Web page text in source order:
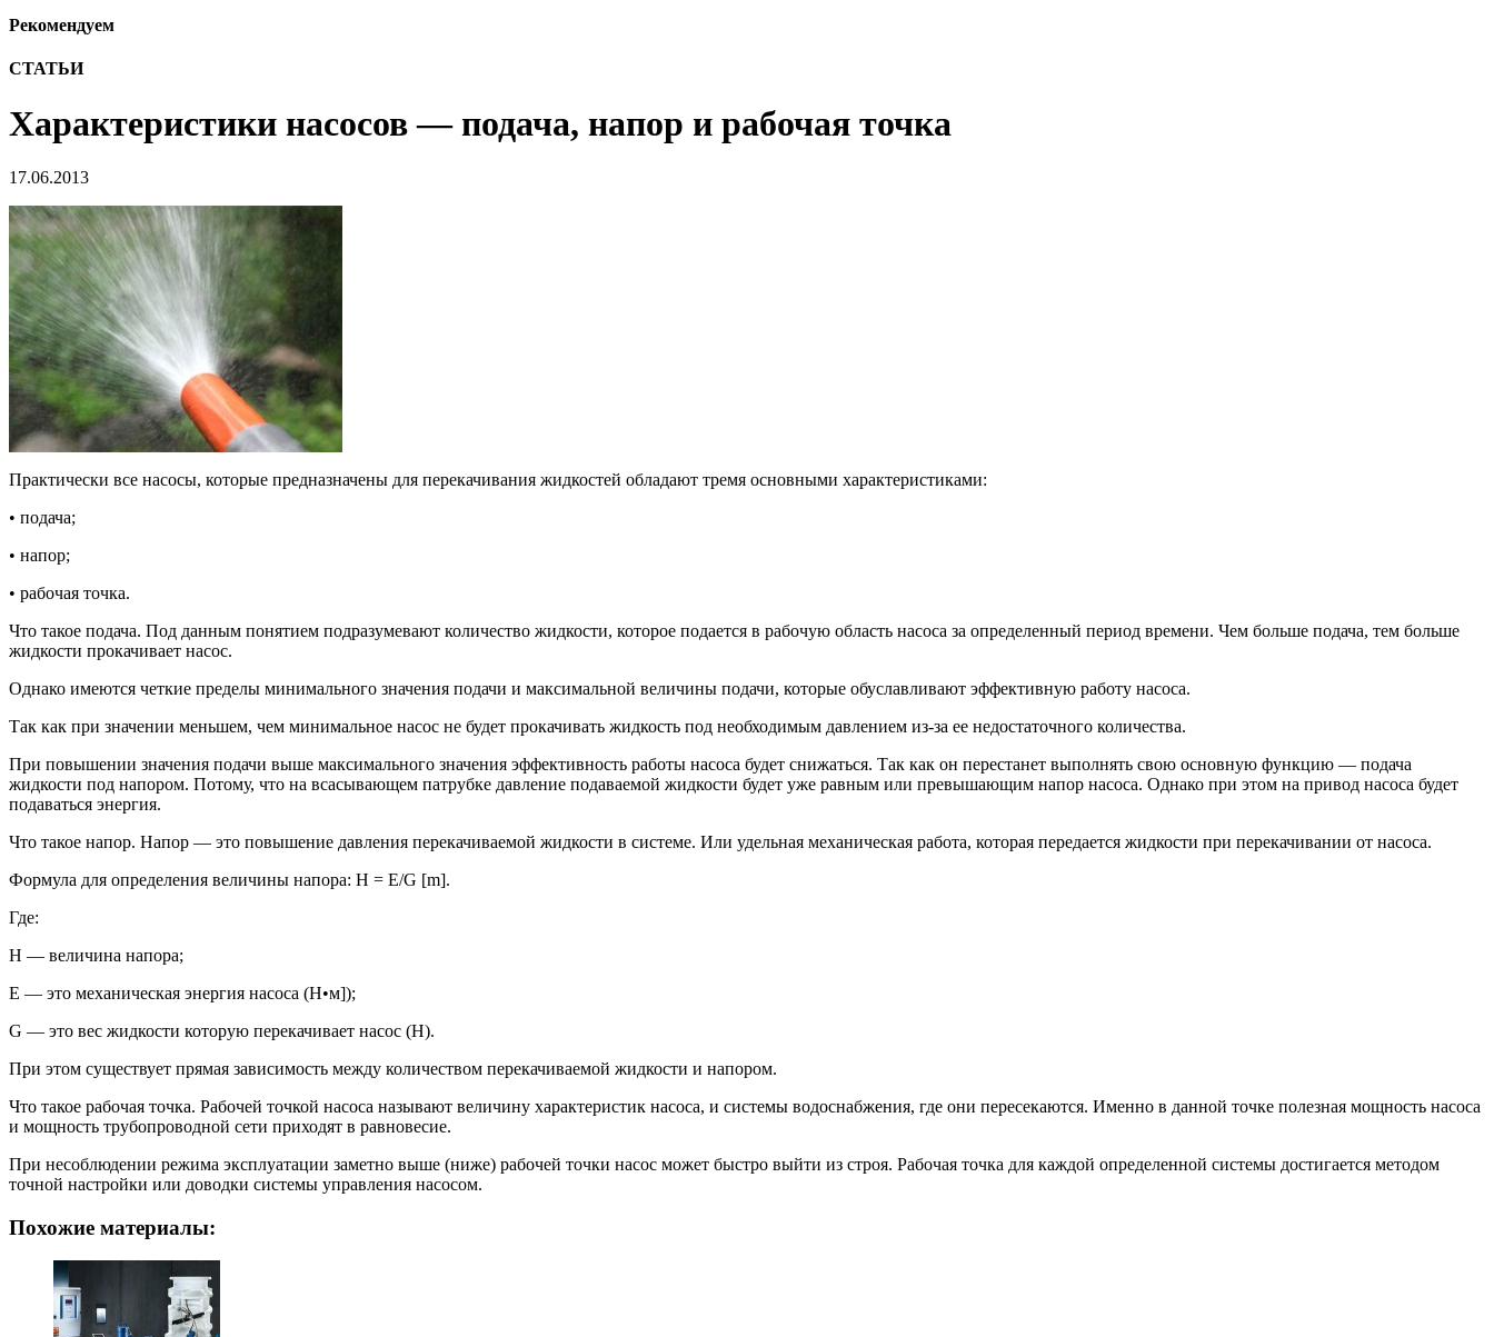
Рекомендуем
СТАТЬИ
Характеристики насосов — подача, напор и рабочая точка
17.06.2013
Практически все насосы, которые предназначены для перекачивания жидкостей обладают тремя основными характеристиками:
• подача;
• напор;
• рабочая точка.
Что такое подача. Под данным понятием подразумевают количество жидкости, которое подается в рабочую область насоса за определенный период времени. Чем больше подача, тем больше
жидкости прокачивает насос.
Однако имеются четкие пределы минимального значения подачи и максимальной величины подачи, которые обуславливают эффективную работу насоса.
Так как при значении меньшем, чем минимальное насос не будет прокачивать жидкость под необходимым давлением из-за ее недостаточного количества.
При повышении значения подачи выше максимального значения эффективность работы насоса будет снижаться. Так как он перестанет выполнять свою основную функцию — подача
жидкости под напором. Потому, что на всасывающем патрубке давление подаваемой жидкости будет уже равным или превышающим напор насоса. Однако при этом на привод насоса будет
подаваться энергия.
Что такое напор. Напор — это повышение давления перекачиваемой жидкости в системе. Или удельная механическая работа, которая передается жидкости при перекачивании от насоса.
Формула для определения величины напора: H = E/G [m].
Где:
H — величина напора;
E — это механическая энергия насоса (Н•м]);
G — это вес жидкости которую перекачивает насос (Н).
При этом существует прямая зависимость между количеством перекачиваемой жидкости и напором.
Что такое рабочая точка. Рабочей точкой насоса называют величину характеристик насоса, и системы водоснабжения, где они пересекаются. Именно в данной точке полезная мощность насоса
и мощность трубопроводной сети приходят в равновесие.
При несоблюдении режима эксплуатации заметно выше (ниже) рабочей точки насос может быстро выйти из строя. Рабочая точка для каждой определенной системы достигается методом
точной настройки или доводки системы управления насосом.
Похожие материалы: